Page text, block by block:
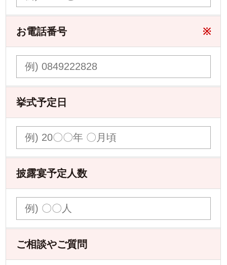
お電話番号 ※
挙式予定日
披露宴予定人数
ご相談やご質問